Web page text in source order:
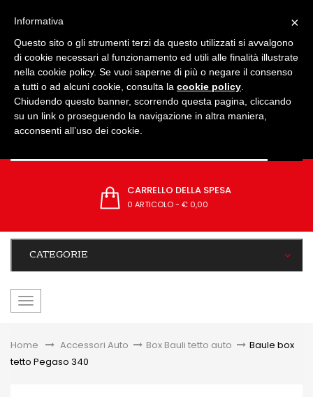
CARRELLO DELLA SPESA
0 ARTICOLO- € 0,00
CATEGORIE
navigazione
Home &gt;Accessori Auto > Box Bauli tetto auto > Baule box
tetto Pegaso 340
×
Informativa
Questo sito o gli strumenti terzi da questo utilizzati si avvalgono
di cookie necessari al funzionamento ed utili alle finalità illustrate
nella cookie policy. Se vuoi saperne di più o negare il consenso
a tutti o ad alcuni cookie, consulta la cookie policy
Chiudendo questo banner, scorrendo questa pagina, cliccando
su un link o proseguendo la navigazione in altra maniera,
acconsenti all’uso dei cookie.